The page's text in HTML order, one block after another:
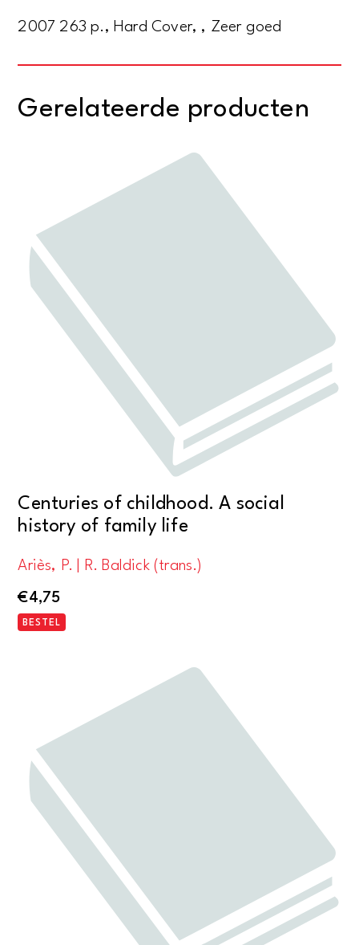
2007 263 p., Hard Cover, , Zeer goed
Gerelateerde producten
Centuries of childhood. A social
history of family life
Ariès, P. | R. Baldick (trans.)
€4,75
BESTEL